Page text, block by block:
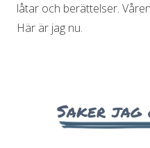
låtar och berättelser.
Här är jag nu.
Saker